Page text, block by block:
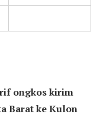
ongkos kirim
Barat ke Kulon